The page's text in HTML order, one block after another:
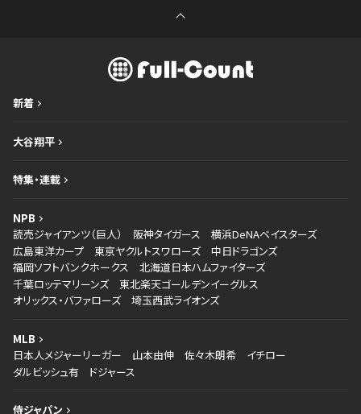
新着
大谷翔平
特集・連載
NPB
読売ジャイアンツ（巨人）
阪神タイガース
横浜DeNAベイスターズ
広島東洋カープ
東京ヤクルトスワローズ
中日ドラゴンズ
福岡ソフトバンクホークス
北海道日本ハムファイターズ
千葉ロッテマリーンズ
東北楽天ゴールデンイーグルス
オリックス・バファローズ
埼玉西武ライオンズ
MLB
日本人メジャーリーガー
山本由伸 佐々木朗希
イチロー
ダルビッシュ有
ドジャース
侍ジャパン